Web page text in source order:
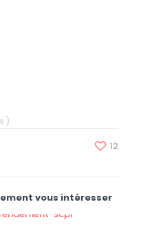
)
12
vous intéresser